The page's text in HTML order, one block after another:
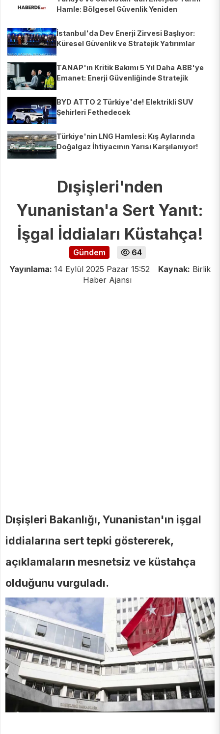
Hamle: Bölgesel Güvenlik Yeniden
İstanbul'da Dev Enerji Zirvesi Başlıyor:
Küresel Güvenlik ve Stratejik Yatırımlar
TANAP'ın Kritik Bakımı 5 Yıl Daha ABB'ye
Emanet: Enerji Güvenliğinde Stratejik
BYD ATTO 2 Türkiye'de! Elektrikli SUV
Şehirleri Fethedecek
Türkiye'nin LNG Hamlesi: Kış Aylarında
Doğalgaz İhtiyacının Yarısı Karşılanıyor!
Dışişleri'nden
Yunanistan'a Sert Yanıt:
İşgal İddiaları Küstahça!
Gündem
64
Yayınlama: 14 Eylül 2025 Pazar 15:52 Kaynak: Birlik
Haber Ajansı
Dışişleri Bakanlığı, Yunanistan'ın işgal
iddialarına sert tepki göstererek,
açıklamaların mesnetsiz ve küstahça
olduğunu vurguladı.